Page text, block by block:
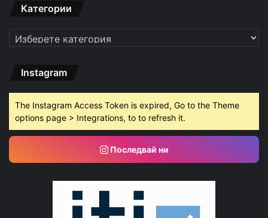
Категории
Категории
Instagram
The Instagram Access Token is expired, Go to the Theme
options page > Integrations, to to refresh it.
Последвай ни